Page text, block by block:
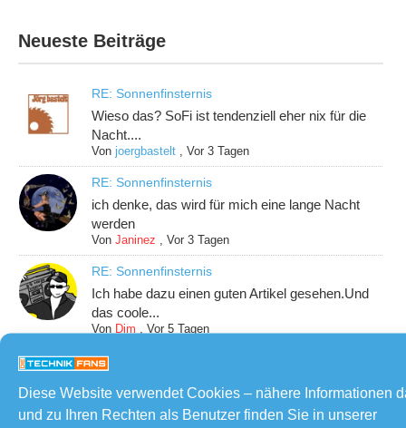
Diese Website verwendet Cookies – nähere Informationen
und zu Ihren Rechten als Benutzer finden Sie in unserer
Neueste Beiträge
RE: Sonnenfinsternis
Wieso das? SoFi ist tendenziell eher nix für die
Nacht....
Vonjoergbastelt ,Vor 3 Tagen
RE: Sonnenfinsternis
ich denke, das wird für mich eine lange Nacht
werden
VonJaninez ,Vor 3 Tagen
RE: Sonnenfinsternis
Ich habe dazu einen guten Artikel gesehen.Und
das coole...
Von Dim ,Vor 5 Tagen
RE: Sonnenfinsternis
brauchst also g...
Vonjoergbastelt,Vor 5 Tagen